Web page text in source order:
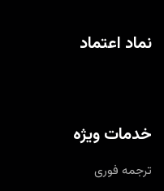
نماد اعتماد
خدمات ویژه
ترجمه فوری